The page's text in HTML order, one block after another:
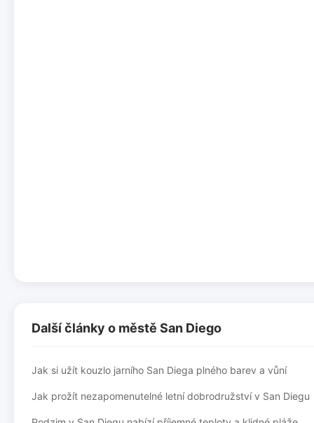
Další články o městě San Diego
Jak si užít kouzlo jarního San Diega plného barev a vůní
Jak prožít nezapomenutelné letní dobrodružství v San Diegu